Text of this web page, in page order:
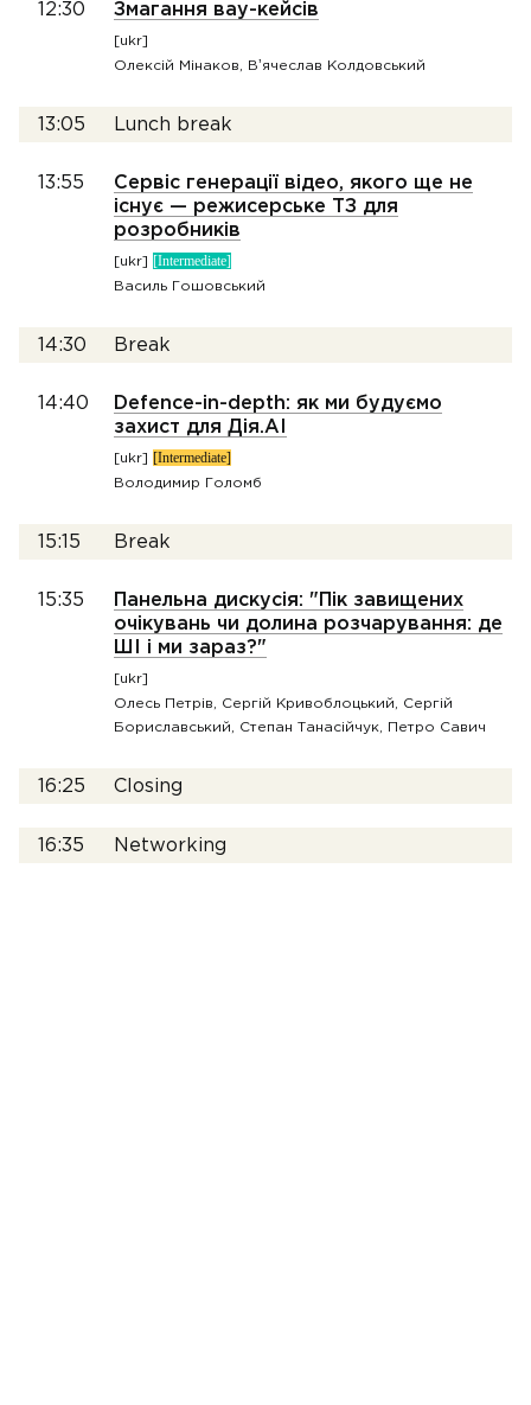
12:30 Змагання вау-кейсів
[ukr]
Олексій Мінаков, Вʼячеслав Колдовський
13:05 Lunch break
13:55
Сервіс генерації відео, якого ще не
існує — режисерське ТЗ для
розробників
[ukr] [Intermediate]
Василь Гошовський
14:30 Break
14:40
Defence-in-depth: як ми будуємо
захист для Дія.AI
[ukr] [Intermediate]
Володимир Голомб
15:15 Break
15:35
Панельна дискусія: "Пік завищених
очікувань чи долина розчарування: де
ШІ і ми зараз?"
[ukr]
Олесь Петрiв, Сергій Кривоблоцький, Сергій
Бориславський, Степан Танасійчук, Петро Савич
16:25 Closing
16:35 Networking